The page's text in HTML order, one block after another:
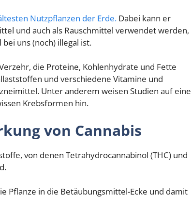
Nutzpflanzen der Erde. Dabei kann er
und auch als Rauschmittel verwendet werden,
uns (noch) illegal ist.
die Proteine, Kohlenhydrate und Fette
und verschiedene Vitamine und
Unter anderem weisen Studien auf eine
Krebsformen hin.
von Cannabis
von denen Tetrahydrocannabinol (THC) und
Pflanze in die Betäubungsmittel-Ecke und damit